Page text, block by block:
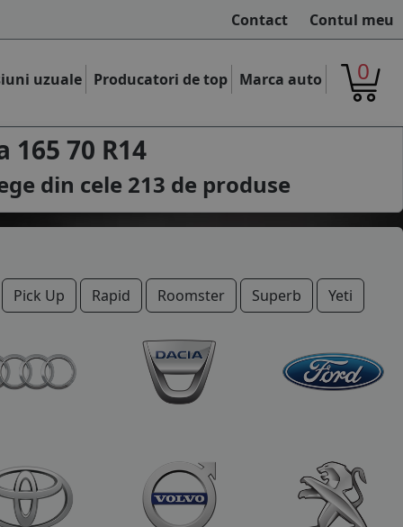
Contact Contul meu
uzuale Producatori de top Marca auto 0
165 70 R14
din cele 213 de produse
Pick Up Rapid Roomster Superb Yeti